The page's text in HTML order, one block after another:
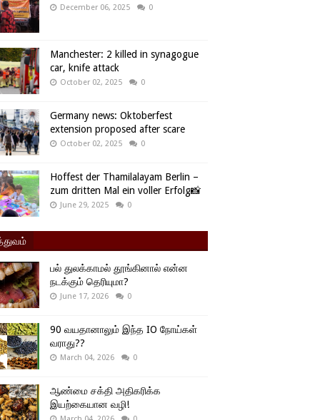
December 06, 2025 0
Manchester: 2 killed in synagogue
car, knife attack
October 02, 2025 0
Germany news: Oktoberfest
extension proposed after scare
October 02, 2025 0
Hoffest der Thamilalayam Berlin –
zum dritten Mal ein voller Erfolg📸
June 29, 2025 0
பல் துலக்காமல் தூங்கினால் என்ன
நடக்கும் தெரியுமா?
June 17, 2026 0
90 வயதானாலும் இந்த IO நோய்கள்
வராது??
March 04, 2026 0
ஆண்மை சக்தி அதிகரிக்க
இயற்கையான வழி!